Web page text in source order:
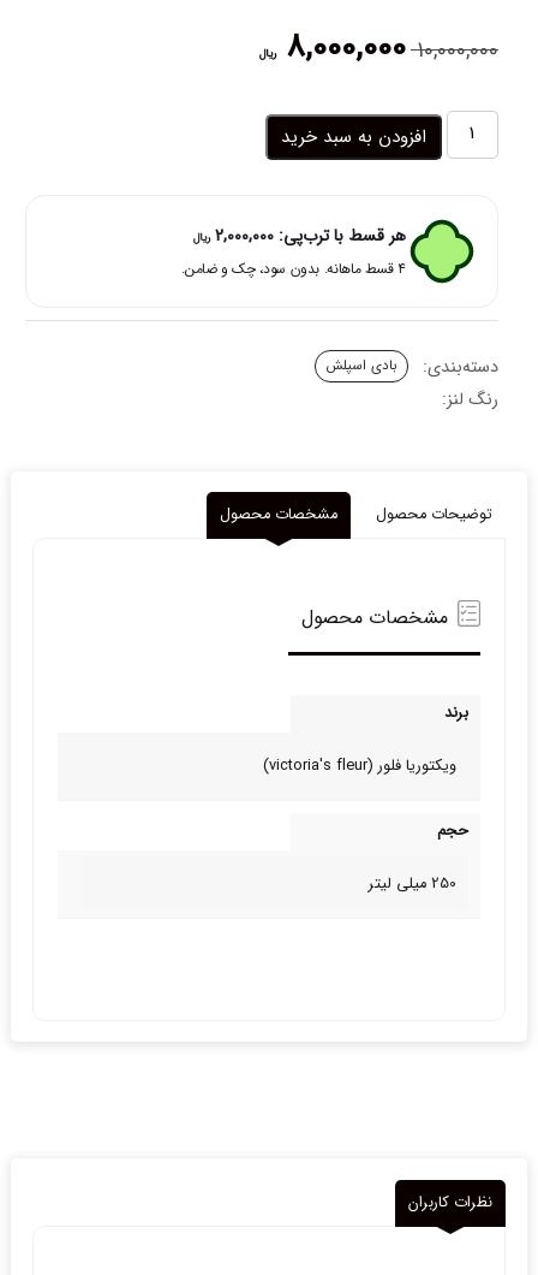
10,000,000 قیمت
اصلی:
بود.
8,000,000 ریالفعلی:
بادی
اسپلش
ویکتوریا
فلور
coconut
عدد
افزودن به سبد خرید
هر قسط با ترب‌پی: 2,000,000 ریال
۴ قسط ماهانه. بدون سود، چک و ضامن.
دسته‌بندی: بادی اسپلش
رنگ لنز:
توضیحات محصول مشخصات محصول
مشخصات محصول
برند
ویکتوریا فلور (victoria's fleur)
حجم
250 میلی لیتر
نظرات کاربران